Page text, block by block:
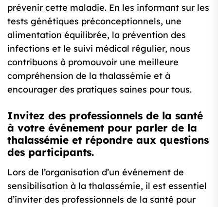
prévenir cette maladie. En les informant sur les
tests génétiques préconceptionnels, une
alimentation équilibrée, la prévention des
infections et le suivi médical régulier, nous
contribuons à promouvoir une meilleure
compréhension de la thalassémie et à
encourager des pratiques saines pour tous.
Invitez des professionnels de la santé
à votre événement pour parler de la
thalassémie et répondre aux questions
des participants.
Lors de l’organisation d’un événement de
sensibilisation à la thalassémie, il est essentiel
d’inviter des professionnels de la santé pour